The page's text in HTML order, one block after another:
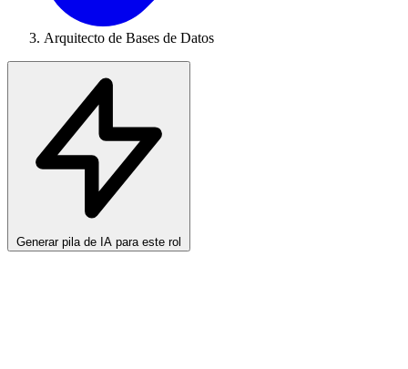
Arquitecto de Bases de Datos
Generar pila de IA para este rol